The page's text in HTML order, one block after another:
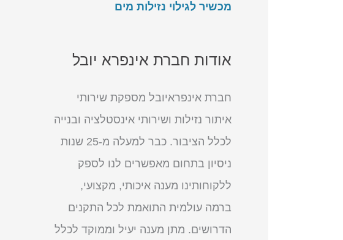
מכשיר לגילוי נזילות מים
אודות חברת אינפרא יובל
חברת אינפראיובל מספקת שירותי
איתור נזילות ושירותי אינסטלציה ובנייה
לכלל הציבור. כבר למעלה מ-25 שנות
ניסיון בתחום מאפשרים לנו לספק
ללקוחותינו מענה איכותי, מקצועי,
ברמה עולמית התואמת לכל התקנים
הדרושים. מתן מענה יעיל וממוקד לכלל